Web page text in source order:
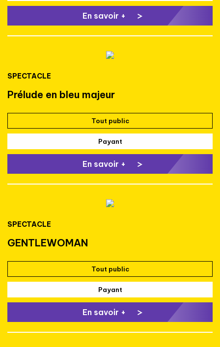
En savoir +
SPECTACLE
Prélude en bleu majeur
Tout public
Payant
En savoir +
SPECTACLE
GENTLEWOMAN
Tout public
Payant
En savoir +